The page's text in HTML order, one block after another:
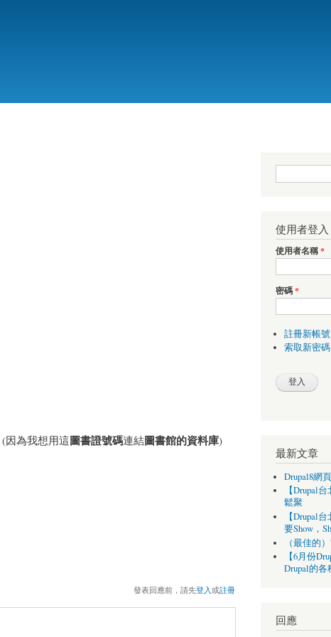
(因為我想用這圖書證號碼連結圖書館的資料庫)
發表回應前，請先登入或註冊
搜尋表單
使用者登入
使用者名稱*
密碼*
註冊新帳號
索取新密碼
最新文章
Drupal8網
【Drupal
鬆聚
【Drupal
要Show，
（最佳的
【6月份
Drupal的
回應